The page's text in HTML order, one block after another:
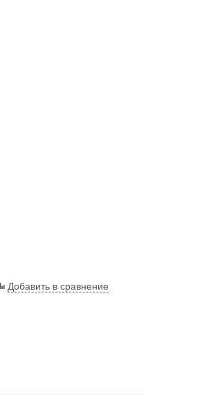
Добавить в сравнение